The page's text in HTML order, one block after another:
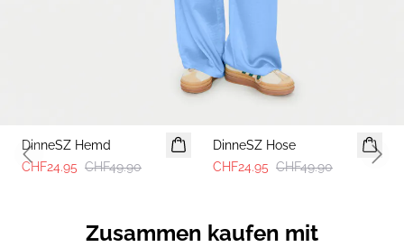
DinneSZ Hemd
CHF24.95 CHF49.90
DinneSZ Hose
CHF24.95 CHF49.90
Previous slide
Zusammen kaufen mit